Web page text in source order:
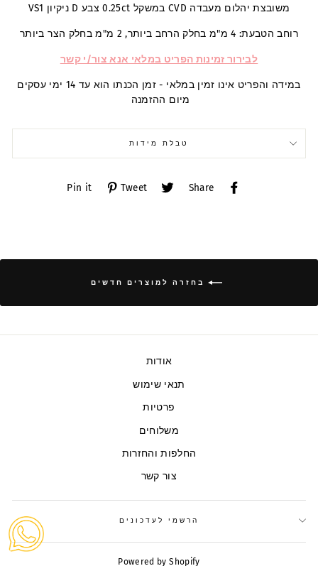
משובצת יהלום מעבדה CVD במשקל 0.25ct צבע D ניקיון VS1
רוחב הטבעת: 4 מ"מ בחלק הרחב ביותר, 2 מ"מ בחלק הצר ביותר
לבירור זמינות הפריט במלאי אנא צור/י קשר
במידה והפריט אינו זמין במלאי - זמן הכנתו הוא עד 14 ימי עסקים
מיום ההזמנה
טבלת מידות
Share
Share
Tweet
Tweet
Pin it
בחזרה למוצרים חדשים
אודות
תנאי שימוש
פרטיות
משלוחים
החלפות והחזרות
צור קשר
הרשמי לעדכונים
Powered by Shopify